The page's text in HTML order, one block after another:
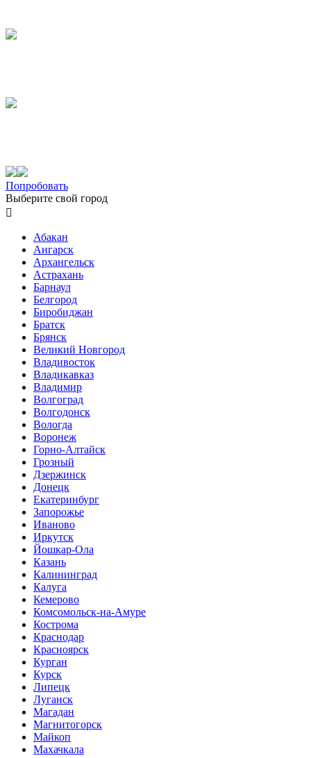
Попробовать
Выберите свой город

Абакан
Ангарск
Архангельск
Астрахань
Барнаул
Белгород
Биробиджан
Братск
Брянск
Великий Новгород
Владивосток
Владикавказ
Владимир
Волгоград
Волгодонск
Вологда
Воронеж
Горно-Алтайск
Грозный
Дзержинск
Донецк
Екатеринбург
Запорожье
Иваново
Иркутск
Йошкар-Ола
Казань
Калининград
Калуга
Кемерово
Комсомольск-на-Амуре
Кострома
Краснодар
Красноярск
Курган
Курск
Липецк
Луганск
Магадан
Магнитогорск
Майкоп
Махачкала